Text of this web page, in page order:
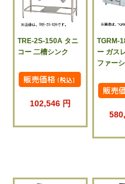
TRE-2S-150A タニ
コー 二槽シンク
102,546 円
TGRM-
ー ガス
ファー